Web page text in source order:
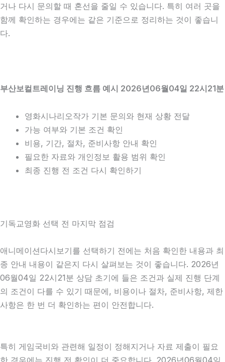
거나 다시 문의할 때 혼선을 줄일 수 있습니다. 특히 여러 곳을
함께 확인하는 경우에는 같은 기준으로 정리하는 것이 좋습니
다.
부산보컬트레이닝 진행 흐름 예시 2026년06월04일 22시21분
영화시나리오작가 기본 문의와 현재 상황 전달
가능 여부와 기본 조건 확인
비용, 기간, 절차, 준비사항 안내 확인
필요한 자료와 개인정보 활용 범위 확인
최종 진행 전 조건 다시 확인하기
기독교영화 선택 전 마지막 점검
애니메이션다시보기를 선택하기 전에는 처음 확인한 내용과 최
종 안내 내용이 같은지 다시 살펴보는 것이 좋습니다. 2026년
06월04일 22시21분 상담 초기에 들은 조건과 실제 진행 단계
의 조건이 다를 수 있기 때문에, 비용이나 절차, 준비사항, 제한
사항은 한 번 더 확인하는 편이 안전합니다.
특히 게임국비와 관련해 일정이 정해지거나 자료 제출이 필요
한 경우에는 진행 전 확인이 더 중요합니다. 2026년06월04일